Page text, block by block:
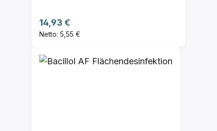
Regulärer Preis:
14,93 €
Netto: 5,55 €